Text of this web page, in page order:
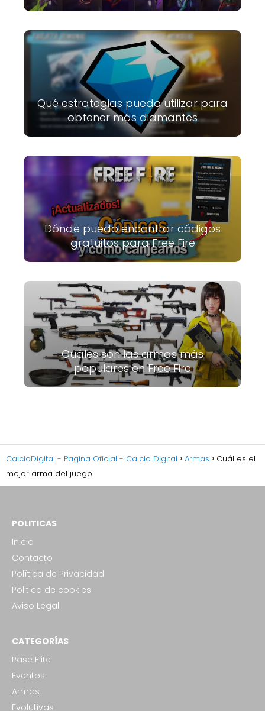
Qué estrategias puedo utilizar para
obtener más diamantes
Dónde puedo encontrar códigos
gratuitos para Free Fire
Cuáles son las armas más
populares en Free Fire
CalcioDigital - Pagina Oficial - Calcio Digital Armas
Cuál es el
mejor arma del juego
POLITICAS
Inicio
Contacto
Política de Privacidad
Politica de cookies
Aviso Legal
CATEGORÍAS
Pase Elite
Eventos
Armas
Evolutivas